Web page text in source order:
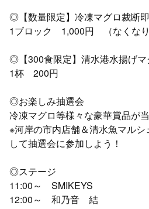
◎【数量限定】冷凍マグロ裁断
1ブロック 1,000円 （なくなり
◎【300食限定】清水港水揚げマ
1杯 200円
◎お楽しみ抽選会
冷凍マグロ等様々な豪華賞品が
※河岸の市内店舗＆清水魚マル
して抽選会に参加しよう！
◎ステージ
11:00～ SMIKEYS
12:00～ 和乃音 結